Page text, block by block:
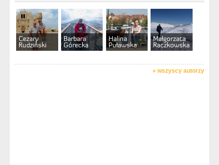
Cezary
Rudziński
Barbara
Górecka
Halina
Puławska
Małgorzata
Raczkowska
» wszyscy autorzy